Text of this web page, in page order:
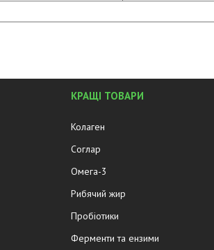
КРАЩІ ТОВАРИ
Колаген
Соглар
Омега-3
Рибячий жир
Пробіотики
Ферменти та ензими